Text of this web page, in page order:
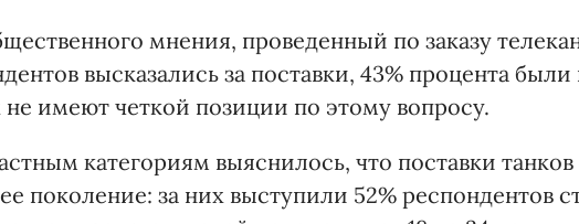
мнения, проведенный по заказу
высказались за поставки, 43% процента были
имеют четкой позиции по этому вопросу.
категориям выяснилось, что поставки танков
поколение: за них выступили 52% респондентов